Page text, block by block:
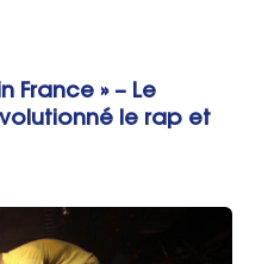
France » – Le
le rap et